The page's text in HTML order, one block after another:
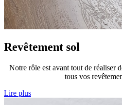
Revêtement sol
Notre rôle est avant tout de réaliser
tous vos
Lire plus